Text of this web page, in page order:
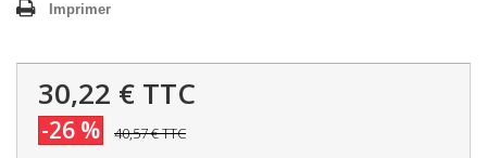
Imprimer
30,22 € TTC
-26 % 40,57 €TTC